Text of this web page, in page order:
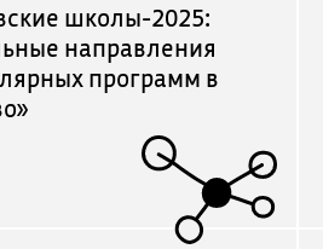
школы-2025:
направления
программ в